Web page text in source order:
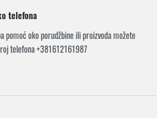
telefona
pomoć oko porudžbine ili proizvoda možete
telefona +381612161987